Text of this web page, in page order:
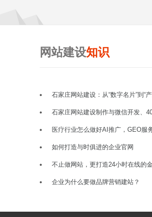
网站建设知识
石家庄网站建设：从“数字名片”到“
石家庄网站建设制作与微信开发、
医疗行业怎么做好AI推广，GEO服
如何打造与时俱进的企业官网
不止做网站，更打造24小时在线的
企业为什么要做品牌营销建站？